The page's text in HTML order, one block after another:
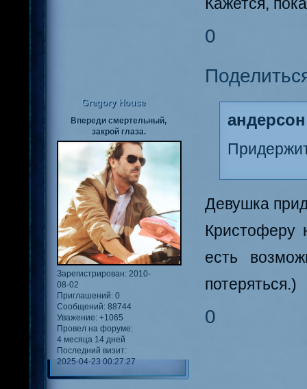
0
Gregory House
Впереди смертельный,
закрой глаза.
Зарегистрирован: 2010-
08-02
Приглашений: 0
Сообщений: 88744
Уважение: +1065
Провел на форуме:
4 месяца 14 дней
Последний визит:
2025-04-23 00:27:27
Девушка
Кристоферу
есть
потеряться.)
0